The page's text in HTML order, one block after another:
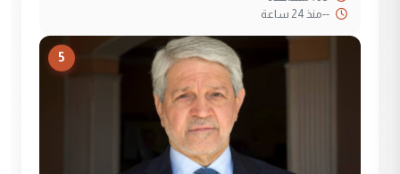
--منذ 24 ساعة
5